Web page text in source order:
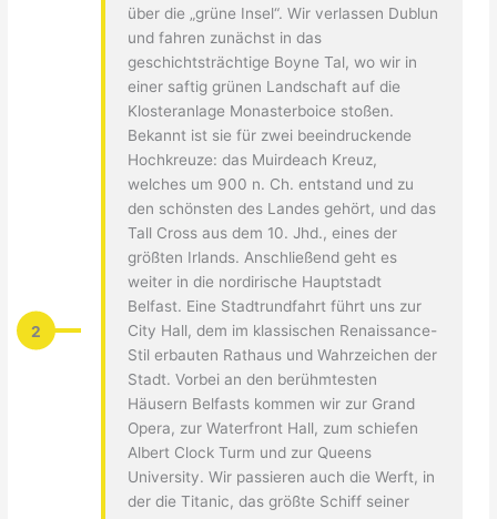
2
über die „grüne Insel“. Wir verlassen Dublun
und fahren zunächst in das
geschichtsträchtige Boyne Tal, wo wir in
einer saftig grünen Landschaft auf die
Klosteranlage Monasterboice stoßen.
Bekannt ist sie für zwei beeindruckende
Hochkreuze: das Muirdeach Kreuz,
welches um 900 n. Ch. entstand und zu
den schönsten des Landes gehört, und das
Tall Cross aus dem 10. Jhd., eines der
größten Irlands. Anschließend geht es
weiter in die nordirische Hauptstadt
Belfast. Eine Stadtrundfahrt führt uns zur
City Hall, dem im klassischen Renaissance-
Stil erbauten Rathaus und Wahrzeichen der
Stadt. Vorbei an den berühmtesten
Häusern Belfasts kommen wir zur Grand
Opera, zur Waterfront Hall, zum schiefen
Albert Clock Turm und zur Queens
University. Wir passieren auch die Werft, in
der die Titanic, das größte Schiff seiner